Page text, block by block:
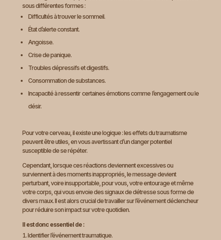
sous différentes formes :
Difficultés à trouver le sommeil.
État d’alerte constant.
Angoisse.
Crise de panique.
Troubles dépressifs et digestifs.
Consommation de substances.
Incapacité à ressentir certaines émotions comme l’engagement ou le
désir.
Pour votre cerveau, il existe une logique : les effets du traumatisme
peuvent être utiles, en vous avertissant d’un danger potentiel
susceptible de se répéter.
Cependant, lorsque ces réactions deviennent excessives ou
surviennent à des moments inappropriés, le message devient
perturbant, voire insupportable, pour vous, votre entourage et même
votre corps, qui vous envoie des signaux de détresse sous forme de
divers maux. Il est alors crucial de travailler sur l’événement déclencheur
pour réduire son impact sur votre quotidien.
Il est donc essentiel de :
Identifier l’événement traumatique.